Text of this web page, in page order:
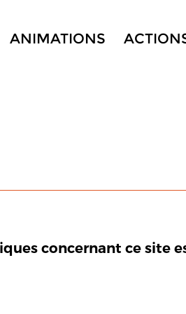
ANIMATIONS
concernant ce site